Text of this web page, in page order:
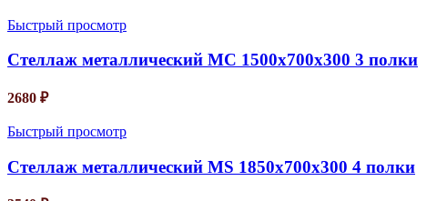
Быстрый просмотр
Стеллаж металлический MС 1500х700х300 3 полки
2680 ₽
Быстрый просмотр
Стеллаж металлический MS 1850х700х300 4 полки